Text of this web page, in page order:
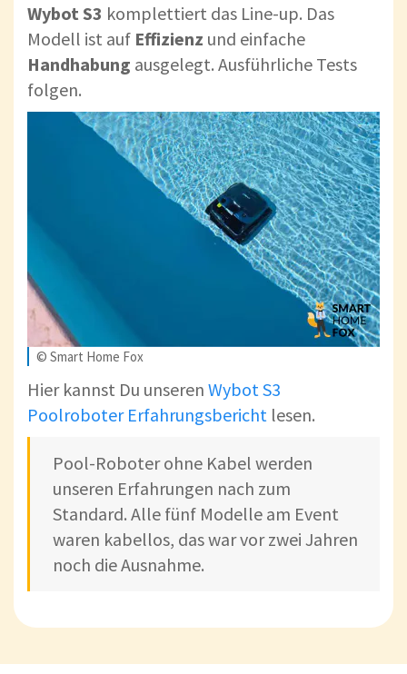
Wybot S3 komplettiert das Line-up. Das
Modell ist auf Effizienz und einfache
Handhabung ausgelegt. Ausführliche Tests
folgen.
© Smart Home Fox
Hier kannst Du unseren Wybot S3
Poolroboter Erfahrungsbericht lesen.
Pool-Roboter ohne Kabel werden
unseren Erfahrungen nach zum
Standard. Alle fünf Modelle am Event
waren kabellos, das war vor zwei Jahren
noch die Ausnahme.